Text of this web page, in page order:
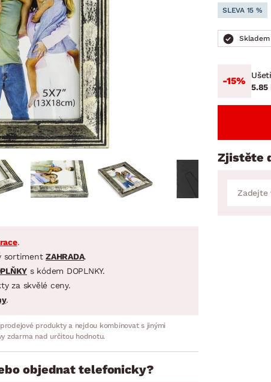
A VAŘENÍ
servis
vše
DOMÁCÍ SPOTŘEBIČE
Koupelnové sestavy
Jídelní sestavy
Zahradní sestavy
SLEVA 15 %
Skladem
-15%
5.85
Zjistěte
.
sortiment ZAHRADA.
s kódem DOPLNKY.
za skvělé ceny.
.
produkty a nejdou kombinovat s jinými
zdarma nad určitou hodnotu.
objednat telefonicky?